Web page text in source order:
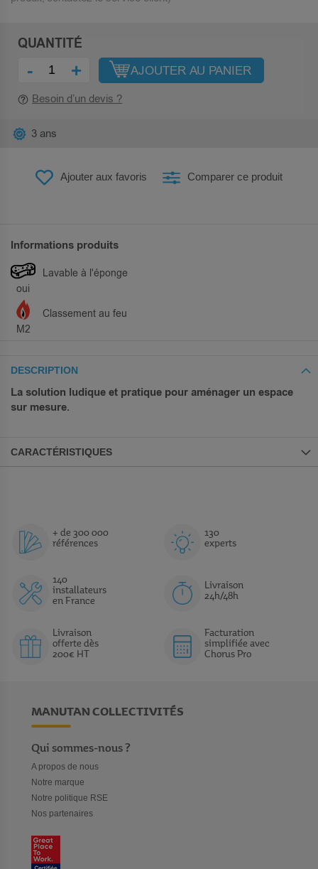
QUANTITÉ
- + AJOUTER AU PANIER
Besoin d’un devis ?
Ajouter aux favoris Comparer ce produit
3 ans
Informations produits
oui
Lavable à l'éponge
M2
Classement au feu
DESCRIPTION
La solution ludique et pratique pour aménager un espace
sur mesure.
CARACTÉRISTIQUES
+ de 300 000
références
130
experts
140
installateurs
en France
Livraison
24h/48h
Livraison
offerte dès
200€ HT
Facturation
simplifiée avec
Chorus Pro
MANUTAN COLLECTIVITÉS
Qui sommes-nous ?
A propos de nous
Notre marque
Notre politique RSE
Nos partenaires